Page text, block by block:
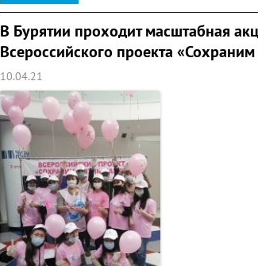
В Бурятии проходит масштабная
Всероссийского проекта
10.04.21